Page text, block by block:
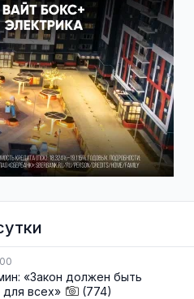
«Закон должен быть
всех»
(774)